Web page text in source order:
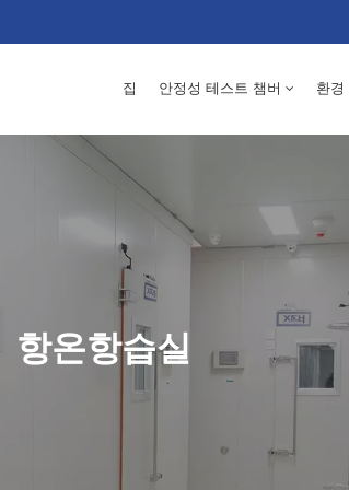
집 안정성 테스트 챔버 환경
항온항습실